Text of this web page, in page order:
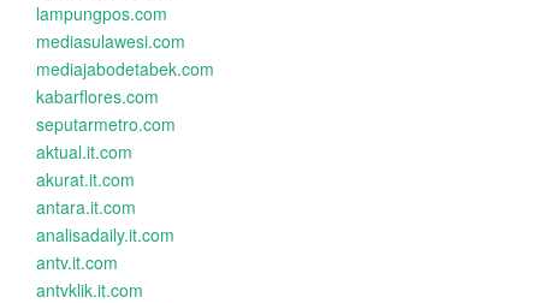
lampungpos.com
mediasulawesi.com
mediajabodetabek.com
kabarflores.com
seputarmetro.com
aktual.it.com
akurat.it.com
antara.it.com
analisadaily.it.com
antv.it.com
antvklik.it.com